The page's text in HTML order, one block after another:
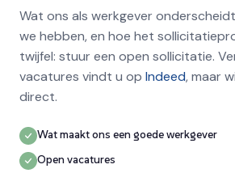
Wat ons als werkgever
we hebben, en hoe het
twijfel: stuur een open sollicitatie.
vacatures vindt u op Indeed, maar
direct.
Wat maakt ons een goede werkgever
Open vacatures